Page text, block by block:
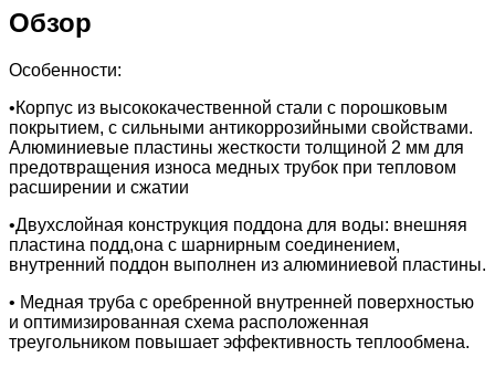
Обзор
Особенности:
•Корпус из высококачественной стали с порошковым
покрытием, с сильными антикоррозийными свойствами.
Алюминиевые пластины жесткости толщиной 2 мм для
предотвращения износа медных трубок при тепловом
расширении и сжатии
•Двухслойная конструкция поддона для воды: внешняя
пластина подд,она с шарнирным соединением,
внутренний поддон выполнен из алюминиевой пластины.
• Медная труба с оребренной внутренней поверхностью
и оптимизированная схема расположенная
треугольником повышает эффективность теплообмена.